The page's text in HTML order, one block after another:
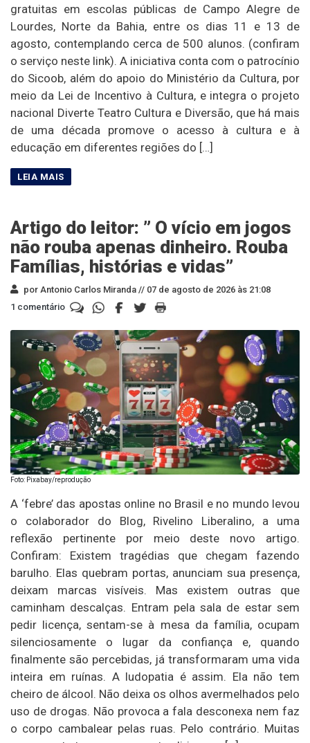
gratuitas em escolas públicas de Campo Alegre de
Lourdes, Norte da Bahia, entre os dias 11 e 13 de
agosto, contemplando cerca de 500 alunos. (confiram
o serviço neste link). A iniciativa conta com o patrocínio
do Sicoob, além do apoio do Ministério da Cultura, por
meio da Lei de Incentivo à Cultura, e integra o projeto
nacional Diverte Teatro Cultura e Diversão, que há mais
de uma década promove o acesso à cultura e à
educação em diferentes regiões do […]
Artigo do leitor: ” O vício em jogos
não rouba apenas dinheiro. Rouba
Famílias, histórias e vidas”
por Antonio Carlos Miranda // 07 de agosto de 2026 às 21:08
1 comentário
Foto: Pixabay/reprodução
A ‘febre’ das apostas online no Brasil e no mundo levou
o colaborador do Blog, Rivelino Liberalino, a uma
reflexão pertinente por meio deste novo artigo.
Confiram: Existem tragédias que chegam fazendo
barulho. Elas quebram portas, anunciam sua presença,
deixam marcas visíveis. Mas existem outras que
caminham descalças. Entram pela sala de estar sem
pedir licença, sentam-se à mesa da família, ocupam
silenciosamente o lugar da confiança e, quando
finalmente são percebidas, já transformaram uma vida
inteira em ruínas. A ludopatia é assim. Ela não tem
cheiro de álcool. Não deixa os olhos avermelhados pelo
uso de drogas. Não provoca a fala desconexa nem faz
o corpo cambalear pelas ruas. Pelo contrário. Muitas